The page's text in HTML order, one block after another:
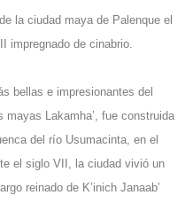
la ciudad maya de Palenque el
impregnado de cinabrio.
bellas e impresionantes del
Lakamha’, fue construida
del río Usumacinta, en el
el siglo VII, la ciudad vivió un
reinado de K’inich Janaab’